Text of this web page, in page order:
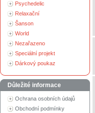
Psychedelic
Relaxační
Šanson
World
Nezařazeno
Speciální projekt
Dárkový poukaz
Důležité informace
Ochrana osobních údajů
Obchodní podmínky